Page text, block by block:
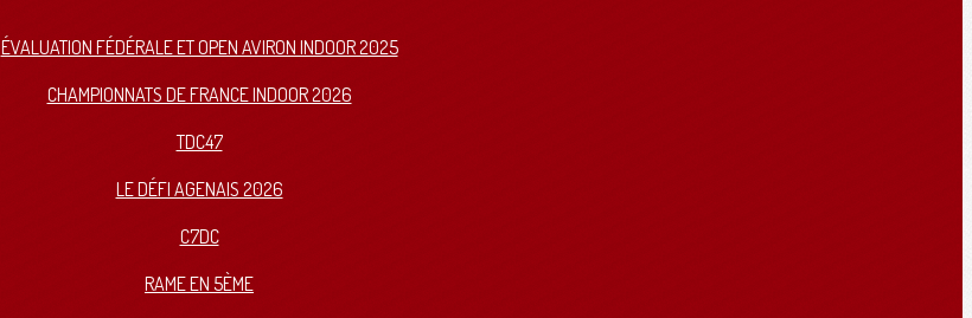
ÉVALUATION FÉDÉRALE ET OPEN AVIRON INDOOR 2025
CHAMPIONNATS DE FRANCE INDOOR 2026
TDC47
LE DÉFI AGENAIS 2026
C7DC
RAME EN 5ÈME